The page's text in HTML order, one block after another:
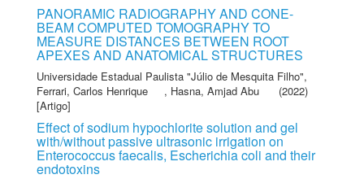
PANORAMIC RADIOGRAPHY AND CONE-
BEAM COMPUTED TOMOGRAPHY TO
MEASURE DISTANCES BETWEEN ROOT
APEXES AND ANATOMICAL STRUCTURES
Universidade Estadual Paulista "Júlio de Mesquita Filho",
Ferrari, Carlos Henrique
, Hasna, Amjad Abu
(2022)
[Artigo]
Effect of sodium hypochlorite solution and gel
with/without passive ultrasonic irrigation on
Enterococcus faecalis, Escherichia coli and their
endotoxins